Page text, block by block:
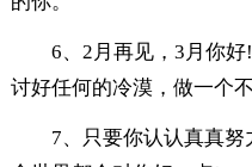
6、2月再见，3月你好!
讨好任何的冷漠，做一个
7、只要你认认真真努